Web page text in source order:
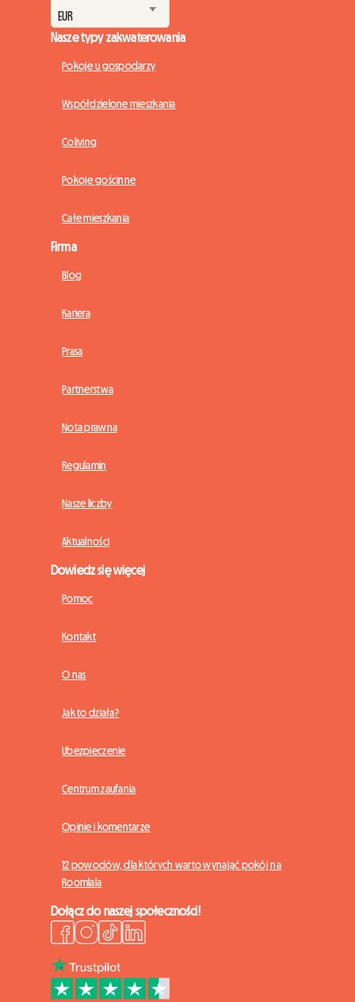
Nasze typy zakwaterowania
Pokoje u gospodarzy
Współdzielone mieszkania
Coliving
Pokoje gościnne
Całe mieszkania
Firma
Blog
Kariera
Prasa
Partnerstwa
Nota prawna
Regulamin
Nasze liczby
Aktualności
Dowiedz się więcej
Pomoc
Kontakt
O nas
Jak to działa?
Ubezpieczenie
Centrum zaufania
Opinie i komentarze
12 powodów, dla których warto wynająć pokój na
Roomlala
Dołącz do naszej społeczności!